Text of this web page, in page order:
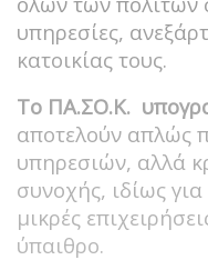
υπηρεσίες,
κατοικίας τους.
Το ΠΑ.ΣΟ.Κ.
αποτελούν απλώς
υπηρεσιών, αλλά
συνοχής, ιδίως
μικρές
ύπαιθρο.